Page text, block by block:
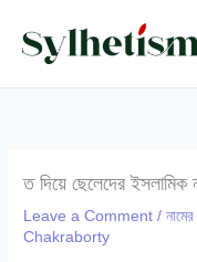
content
ত দিয়ে ছেলেদের
Leave a Comment /
Chakraborty